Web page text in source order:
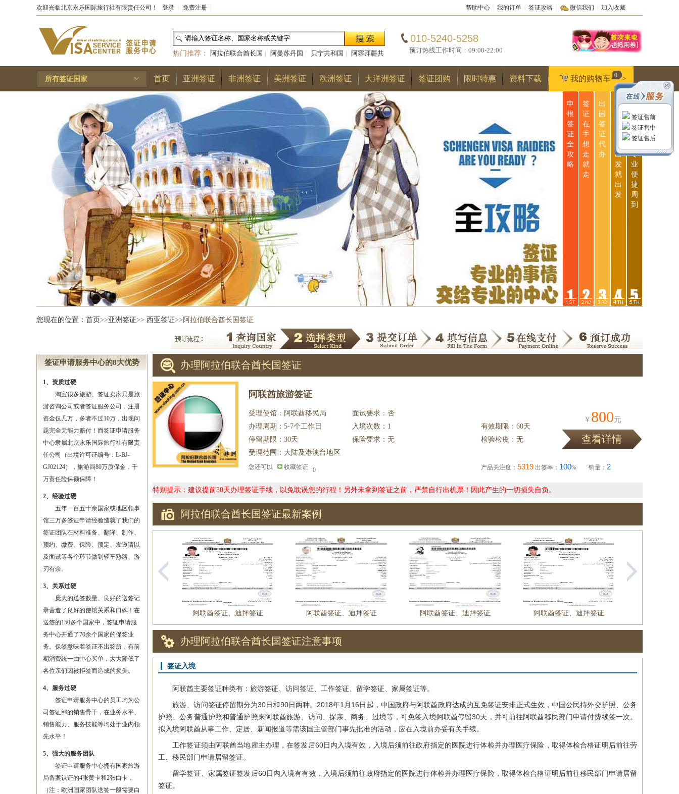
欢迎光临北京永乐国际旅行社有限责任公司！ 登录 免费注册 帮助中心 我的订单 签证攻略 微信我们 加入收藏
热门推荐： 阿拉伯联合酋长国 阿曼苏丹国 贝宁共和国
阿塞拜疆共
和国|布基纳法索|巴勒斯坦国|阿尔巴尼亚共和国|多哥共和国|巴
林王国|安道尔公国|
010-5240-5258
预订热线工作时间：09:00-22:00
所有签证国家 首页 亚洲签证 非洲签证 美洲签证 欧洲签证 大洋洲签证 签证团购 限时特惠 资料下载 我的购物车 >
0
申
根
签
证
全
攻
略
签
证
在
手
想
走
就
走
出
国
签
证
代
办
无
说
出
发
就
出
发
一
站
式
服
专
业
便
捷
周
到
您现在的位置： 首页>>亚洲签证>> 西亚签证>>阿拉伯联合酋长国签证
签证申请服务中心的8大优势
1、资质过硬
淘宝很多旅游、签证卖家只是旅
游咨询公司或者签证服务公司，注册
资金仅几万，多者不过10万，出现问
题完全无能力赔付！而签证申请服务
中心隶属北京永乐国际旅行社有限责
任公司（出境许可证编号：L-BJ-
GJ02124），旅游局80万质保金，千
万责任险保额保障！
2、经验过硬
五年一百五十余国家或地区领事
馆三万多签证申请经验造就了我们的
签证团队在材料准备、翻译、制作、
预约、缴费、保险、预定、发邀请以
及面试等各个环节做到轻车熟路、游
刃有余。
3、关系过硬
庞大的送签数量、良好的送签记
录营造了良好的使馆关系和口碑！在
送签的150多个国家中，签证申请服
务中心开通了70余个国家的保签业
务。保签意味着签证不出签所，有前
期消费统一由中心买单，大大降低了
各位亲们因被拒签而造成的损失。
4、服务过硬
签证申请服务中心的员工均为公
司签证部的销售骨干，在业务水平、
销售能力、服务技能等均处于业内领
先水平！
5、强大的服务团队
签证申请服务中心拥有国家旅游
局备案认证的4张黄卡和2张白卡，
（注：欧洲国家团队送签一般需要白
办理阿拉伯联合酋长国签证
阿联酋旅游签证
受理使馆：阿联酋移民局
面试要求：否
办理周期：5-7个工作日
入境次数：1
有效期限：60天
停留期限：30天
保险要求：无
检验检疫：无
受理范围：大陆及港澳台地区
￥ 800元
查看详情
您还可以 收藏签证 0 产品关注度：5319 出签率： 100% 销量：2
特别提示：建议提前30天办理签证手续，以免耽误您的行程！另外未拿到签证之前，严禁自行出机票！因此产生的一切损失自负。
阿拉伯联合酋长国签证最新案例
阿联酋签证、迪拜签证 阿联酋签证、迪拜签证 阿联酋签证、迪拜签证 阿联酋签证、迪拜签证
办理阿拉伯联合酋长国签证注意事项
签证入境
阿联酋主要签证种类有：旅游签证、访问签证、工作签证、留学签证、家属签证等。
旅游、访问签证停留期分为30日和90日两种。2018年1月16日起，中国政府与阿联酋政府达成的互免签证安排正式生效，中国公民持外交护照、公务
护照、公务普通护照和普通护照来阿联酋旅游、访问、探亲、商务、过境等，可免签入境阿联酋停留30天，并可前往阿联酋移民部门申请付费续签一次。
拟入境阿联酋从事工作、定居、新闻报道等需该国主管部门事先批准的活动，应在入境前办妥有关手续。
工作签证须由阿联酋当地雇主办理，在签发后60日内入境有效，入境后须前往政府指定的医院进行体检并办理医疗保险，取得体检合格证明后前往劳
工、移民部门申请居留签证。
留学签证、家属签证签发后60日内入境有有效，入境后须前往政府指定的医院进行体检并办理医疗保险，取得体检合格证明后前往移民部门申请居留
签证。
签证售前
签证售中
签证售后